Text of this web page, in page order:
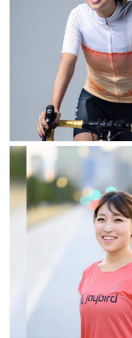
Kプロデュースとは？
SEO対策 導入実績・事例
【SEO対策実績紹介】仙台 整体 カイロプラ
2016-03-14
管理人
SEO対策 導入実績・事例
【SEO対策実績紹
カイロプラクティッ
イロプラクティック